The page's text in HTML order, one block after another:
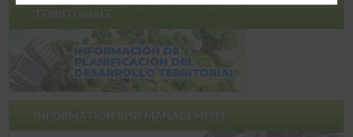
TERRITORIALE
INFORMATION RISK MANAGEMENT